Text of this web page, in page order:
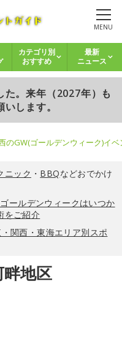
MENU
カテゴリ別
おすすめ
最新
ニュース
。来年（2027年）も
します。
のGW(ゴールデンウィーク)イ
ニック ・ BBQなどおでかけ
ールデンウィークはいつか
をご紹介
関西・東海エリア別スポ
地区